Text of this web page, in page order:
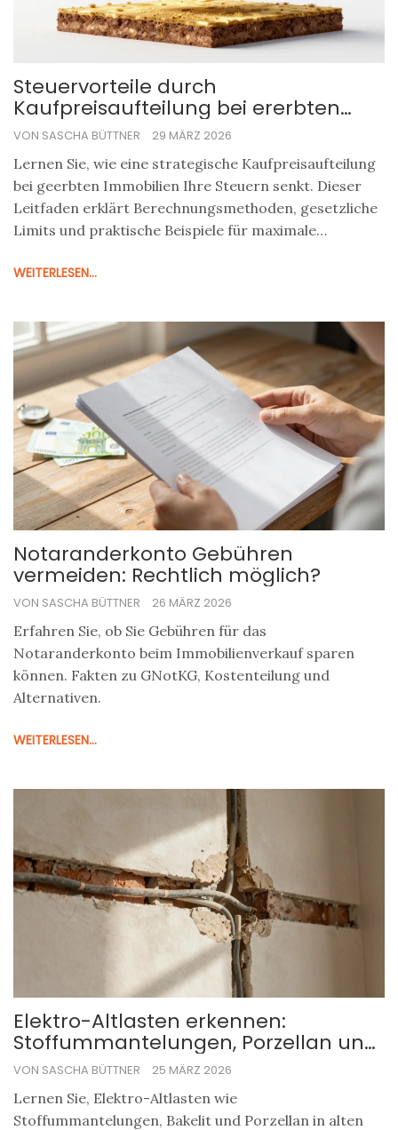
Steuervorteile durch
Kaufpreisaufteilung bei ererbten
Immobilien: Der komplette Ratgeber
VON SASCHA BÜTTNER 29 MÄRZ 2026
Lernen Sie, wie eine strategische Kaufpreisaufteilung
bei geerbten Immobilien Ihre Steuern senkt. Dieser
Leitfaden erklärt Berechnungsmethoden, gesetzliche
Limits und praktische Beispiele für maximale
WEITERLESEN...
Notaranderkonto Gebühren
vermeiden: Rechtlich möglich?
VON SASCHA BÜTTNER 26 MÄRZ 2026
Erfahren Sie, ob Sie Gebühren für das
Notaranderkonto beim Immobilienverkauf sparen
können. Fakten zu GNotKG, Kostenteilung und
Alternativen.
WEITERLESEN...
Elektro-Altlasten erkennen:
Stoffummantelungen, Porzellan und
Bakelit in der Renovierung
VON SASCHA BÜTTNER 25 MÄRZ 2026
Lernen Sie, Elektro-Altlasten wie
Stoffummantelungen, Bakelit und Porzellan in alten